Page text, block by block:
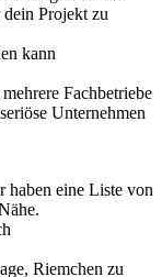
dein Projekt zu
kann
Fachbetriebe
Unternehmen
haben eine Liste von
Riemchen zu